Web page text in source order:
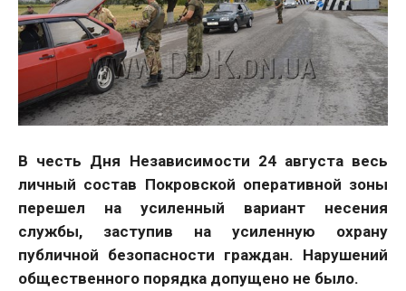
В честь Дня Независимости 24 августа весь
личный состав Покровской оперативной зоны
перешел на усиленный вариант несения
службы, заступив на усиленную охрану
публичной безопасности граждан. Нарушений
общественного порядка допущено не было.